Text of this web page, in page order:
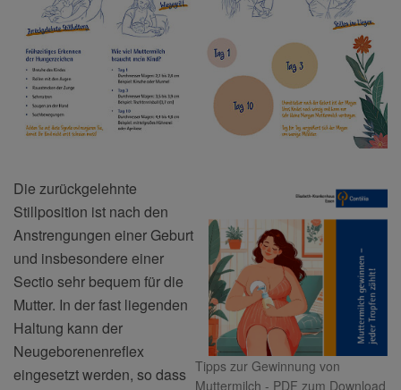
Tipps zur Gewinnung von
Muttermilch - PDF zum Download
Die zurückgelehnte
Stillposition ist nach den
Anstrengungen einer Geburt
und insbesondere einer
Sectio sehr bequem für die
Mutter. In der fast liegenden
Haltung kann der
Neugeborenenreflex
eingesetzt werden, so dass